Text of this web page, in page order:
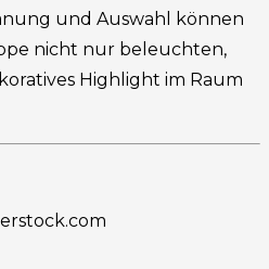
und Auswahl können
nicht nur beleuchten,
Highlight im Raum